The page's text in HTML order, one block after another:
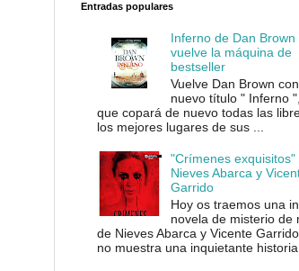
Entradas populares
Inferno de Dan Brown
vuelve la máquina de
bestseller
Vuelve Dan Brown
nuevo título " Inferno
que copará de nuevo todas las
los mejores lugares de sus ...
"Crímenes exquisitos"
Nieves Abarca y
Garrido
Hoy os traemos una
novela de misterio de
de Nieves Abarca y Vicente
no muestra una inquietante historia